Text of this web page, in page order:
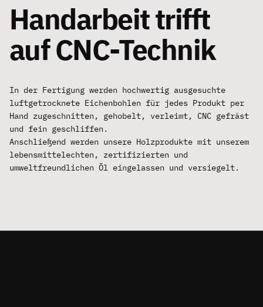
Handarbeit trifft
auf CNC-Technik
In der Fertigung werden hochwertig ausgesuchte
luftgetrocknete Eichenbohlen für jedes Produkt per
Hand zugeschnitten, gehobelt, verleimt, CNC gefräst
und fein geschliffen.
Anschließend werden unsere Holzprodukte mit unserem
lebensmittelechten, zertifizierten und
umweltfreundlichen Öl eingelassen und versiegelt.